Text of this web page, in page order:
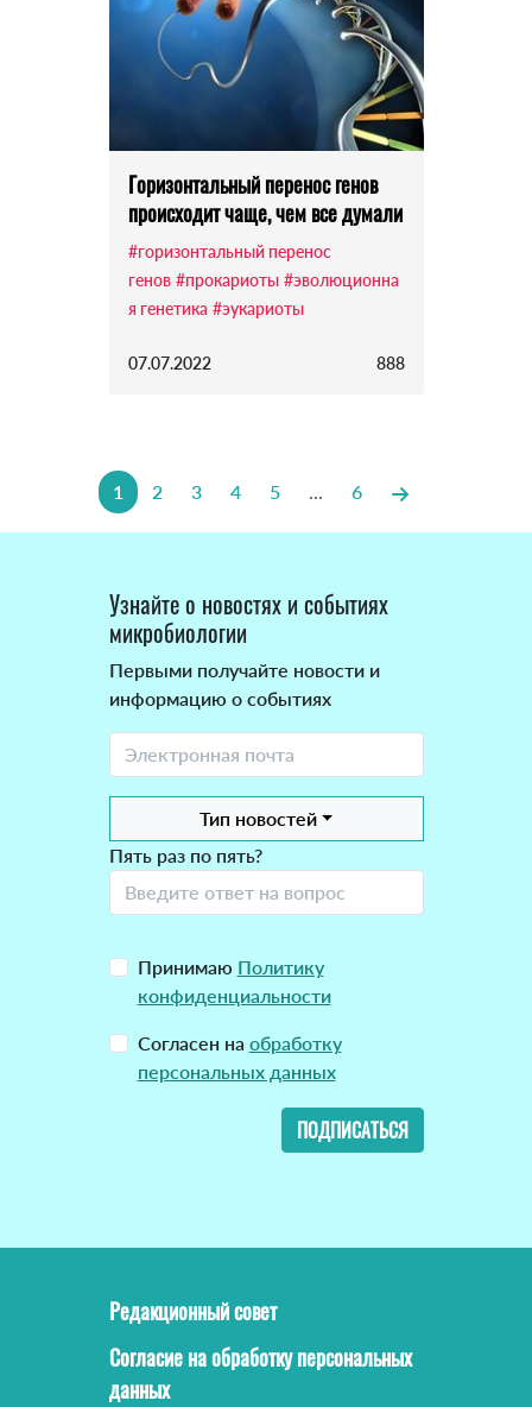
Горизонтальный перенос генов
происходит чаще, чем все думали
#горизонтальный перенос
генов #прокариоты #эволюционна
я генетика #эукариоты
07.07.2022 888
1 2 3 4 5 ... 6
Узнайте о новостях и событиях
микробиологии
Первыми получайте новости и
информацию о событиях
Тип новостей
Пять раз по пять?
Принимаю Политику
конфиденциальности
Согласен на обработку
персональных данных
ПОДПИСАТЬСЯ
Редакционный совет
Согласие на обработку персональных
данных